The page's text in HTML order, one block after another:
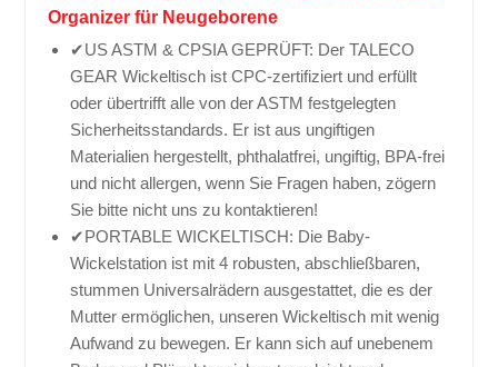
Organizer für Neugeborene
✔US ASTM & CPSIA GEPRÜFT: Der TALECO
GEAR Wickeltisch ist CPC-zertifiziert und erfüllt
oder übertrifft alle von der ASTM festgelegten
Sicherheitsstandards. Er ist aus ungiftigen
Materialien hergestellt, phthalatfrei, ungiftig, BPA-frei
und nicht allergen, wenn Sie Fragen haben, zögern
Sie bitte nicht uns zu kontaktieren!
✔PORTABLE WICKELTISCH: Die Baby-
Wickelstation ist mit 4 robusten, abschließbaren,
stummen Universalrädern ausgestattet, die es der
Mutter ermöglichen, unseren Wickeltisch mit wenig
Aufwand zu bewegen. Er kann sich auf unebenem